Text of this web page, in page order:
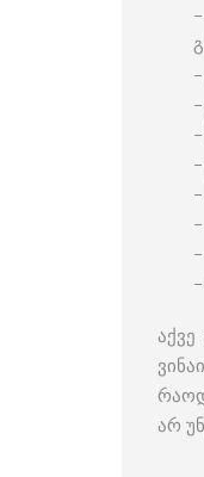
არ